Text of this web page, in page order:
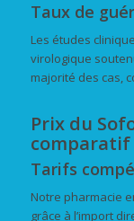
Taux de
Les études
virologique
majorité des cas,
Prix du
comparatif
Tarifs
Notre pharmacie
grâce à l’import